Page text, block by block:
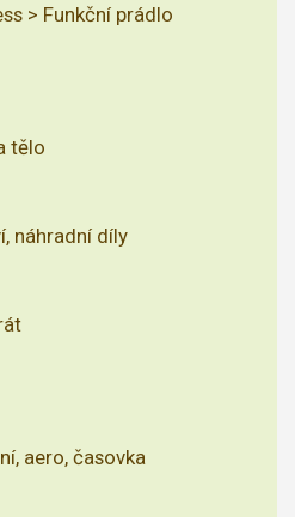
> Funkční prádlo
tělo
náhradní díly
aero, časovka